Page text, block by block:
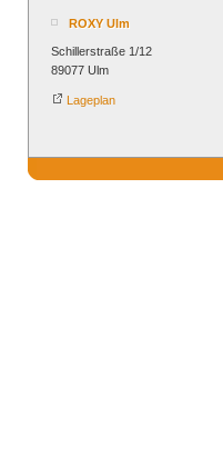
ROXY Ulm
Schillerstraße 1/12
89077 Ulm
Lageplan